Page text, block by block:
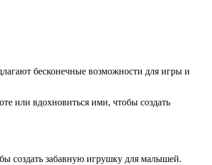
бесконечные возможности для игры и
или вдохновиться ими, чтобы создать
создать забавную игрушку для малышей.